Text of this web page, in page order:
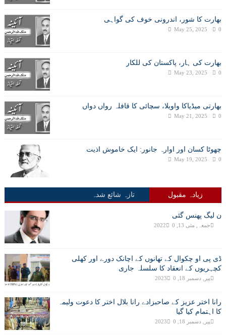
بھارت کا شور، اندرونی خوف کی گواہی
May 25, 2025 0
بھارت کی ہار، پاکستان کی للکار
May 23, 2025 0
بھارتی میڈیاکا واویلا، سچائی کا قافلہ رواں دواں
May 21, 2025 0
چھوٹا کسان اور اوارہ جانور: ایک خاموش اذیت
May 19, 2025 0
زیادہ مقبول تازہ شائع شدہ
ن لیگ پھنس گئی
جمعہ, مئی 13, 2022 0
ڈی پی او چکوال کے تھانوں کے اچانک دورے اور کھلی
کچہریوں کے انعقاد کا سلسلہ جاری
پیر, دسمبر 18, 2023 0
رانا اختر عزیز کے صاحبزادے رانا بلال اختر کا دعوت ولیمہ
کا اہتمام کیا گیا
پیر, دسمبر 18, 2023 0